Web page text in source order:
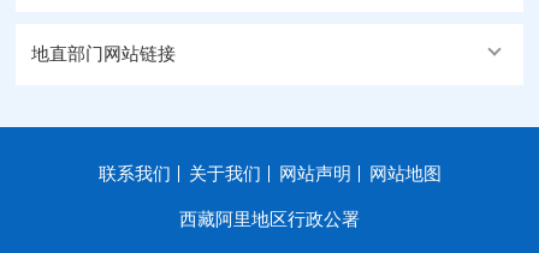
地直部门网站链接
联系我们 关于我们 网站声明 网站地图
西藏阿里地区行政公署